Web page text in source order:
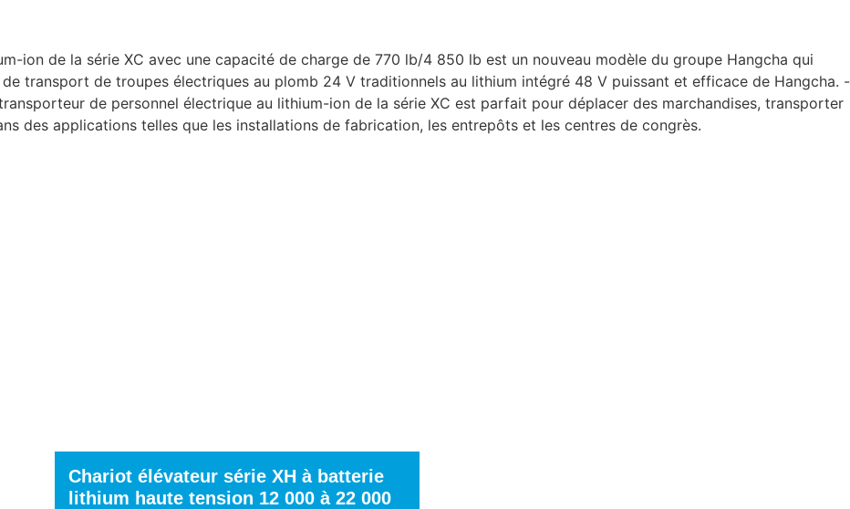
ion de la série XC avec une capacité de charge de 770 lb/4 850 lb est un nouveau modèle du groupe Hangcha qui
transport de troupes électriques au plomb 24 V traditionnels au lithium intégré 48 V puissant et efficace de Hangcha. -
de personnel électrique au lithium-ion de la série XC est parfait pour déplacer des marchandises, transporter
des applications telles que les installations de fabrication, les entrepôts et les centres de congrès.
Chariot élévateur série XH à batterie
lithium haute tension 12 000 à 22 000